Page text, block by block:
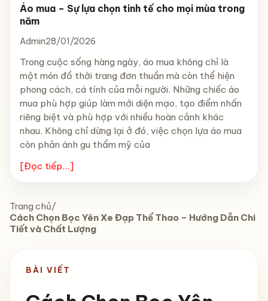
Áo mua – Sự lựa chọn tinh tế cho mọi mùa trong
năm
Admin28/01/2026
Trong cuộc sống hàng ngày, áo mua không chỉ là
một món đồ thời trang đơn thuần mà còn thể hiện
phong cách, cá tính của mỗi người. Những chiếc áo
mua phù hợp giúp làm mới diện mạo, tạo điểm nhấn
riêng biệt và phù hợp với nhiều hoàn cảnh khác
nhau. Không chỉ dừng lại ở đó, việc chọn lựa áo mua
còn phản ánh gu thẩm mỹ của
[Đọc tiếp...]
Trang chủ/
Cách Chọn Bọc Yên Xe Đạp Thể Thao – Hướng Dẫn Chi
Tiết và Chất Lượng
BÀI VIẾT